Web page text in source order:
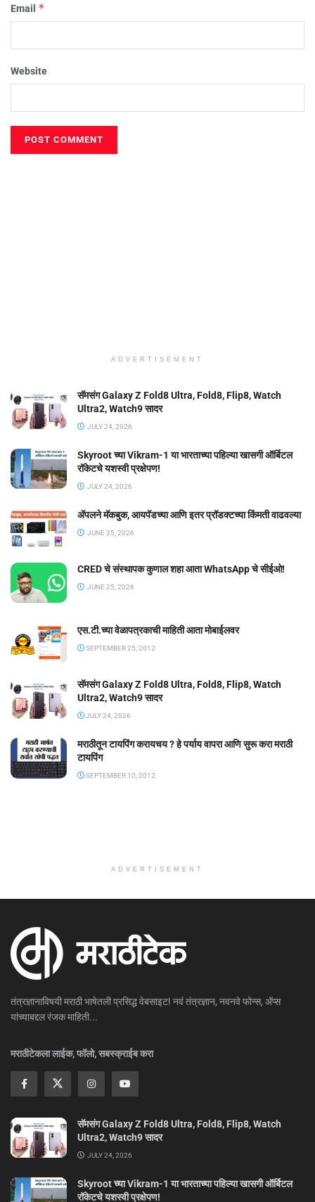
Email *
Website
ADVERTISEMENT
सॅमसंग Galaxy Z Fold8 Ultra, Fold8, Flip8, Watch
Ultra2, Watch9 सादर
JULY 24, 2026
Skyroot च्या Vikram-1 या भारताच्या पहिल्या खासगी ऑर्बिटल
रॉकेटचे यशस्वी प्रक्षेपण!
JULY 24, 2026
ॲपलने मॅकबुक, आयपॅडच्या आणि इतर प्रॉडक्टच्या किंमती वाढवल्या
JUNE 25, 2026
CRED चे संस्थापक कुणाल शहा आता WhatsApp चे सीईओ!
JUNE 25, 2026
एस.टी.च्या वेळापत्रकाची माहिती आता मोबाईलवर
SEPTEMBER 25, 2012
सॅमसंग Galaxy Z Fold8 Ultra, Fold8, Flip8, Watch
Ultra2, Watch9 सादर
JULY 24, 2026
मराठीतून टायपिंग करायचय ? हे पर्याय वापरा आणि सुरू करा मराठी
टायपिंग
SEPTEMBER 10, 2012
ADVERTISEMENT
तंत्रज्ञानाविषयी मराठी भाषेतली प्रसिद्ध वेबसाइट! नवं तंत्रज्ञान, नवनवे फोन्स, ॲप्स
यांच्याबद्दल रंजक माहिती...
मराठीटेकला लाईक, फॉलो, सबस्क्राईब करा
सॅमसंग Galaxy Z Fold8 Ultra, Fold8, Flip8, Watch
Ultra2, Watch9 सादर
JULY 24, 2026
Skyroot च्या Vikram-1 या भारताच्या पहिल्या खासगी ऑर्बिटल
रॉकेटचे यशस्वी प्रक्षेपण!